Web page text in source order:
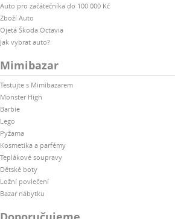
Auto pro začátečníka do 100 000 Kč
Zboží Auto
Ojetá Škoda Octavia
Jak vybrat auto?
Mimibazar
Testujte s Mimibazarem
Monster High
Barbie
Lego
Pyžama
Kosmetika a parfémy
Teplákové soupravy
Dětské boty
Ložní povlečení
Bazar nábytku